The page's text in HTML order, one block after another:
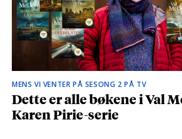
MENS VI VENTER PÅ SESONG 2 PÅ TV
Dette er alle bøkene i Val
Karen Pirie-serie